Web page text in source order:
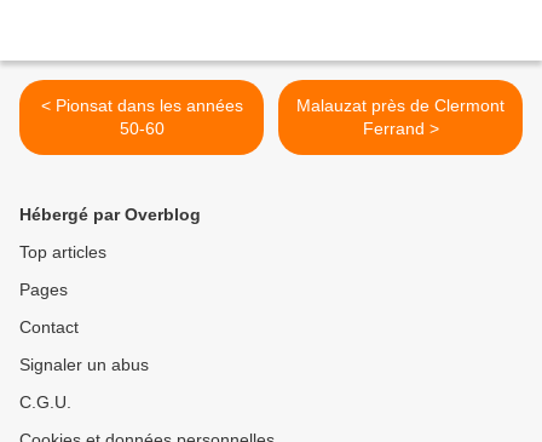
< Pionsat dans les années
50-60
Malauzat près de Clermont
Ferrand >
Hébergé par Overblog
Top articles
Pages
Contact
Signaler un abus
C.G.U.